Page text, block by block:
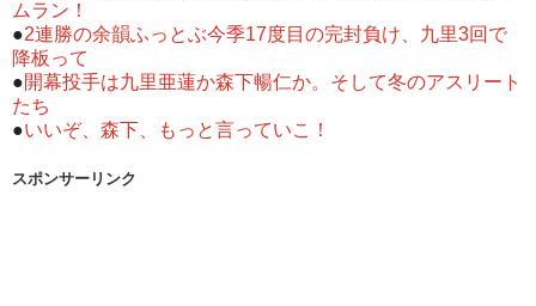
ムラン！
●2連勝の余韻ふっとぶ今季17度目の完封負け、九里3回で
降板って
●開幕投手は九里亜蓮か森下暢仁か。そして冬のアスリート
たち
●いいぞ、森下、もっと言っていこ！
スポンサーリンク